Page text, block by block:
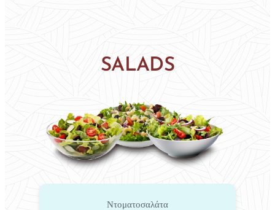
SALADS
Ντοματοσαλάτα